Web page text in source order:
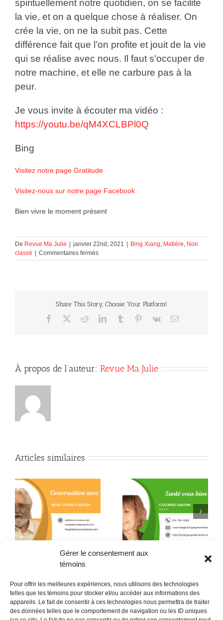
Gérer le consentement aux
témoins
Pour offrir les meilleures expériences, nous utilisons des technologies
telles que les témoins pour stocker et/ou accéder aux informations des
appareils. Le fait de consentir à ces technologies nous permettra de traiter
des données telles que le comportement de navigation ou les ID uniques
spirituellement notre quotidien, on se facilite
la vie, et on a quelque chose à réaliser. On
crée la vie, on ne la subit pas. Cette
différence fait que l’on profite et jouit de la vie
qui se réalise avec nous. Il faut s’occuper de
notre machine, et elle ne carbure pas à la
peur.
Je vous invite à écouter ma vidéo :
https://youtu.be/qM4XCLBPl0Q
Bing
Visitez notre page Gratitude
Visitez-nous sur notre page Facebook
Bien vivre le moment présent
De Revue Ma Julie | janvier 22nd, 2021 | Bing Xiang, Matière, Non
classé | Commentaires ferméssur
Bien
Share This Story, Choose Your Platform!
Facebook RedditLinkedInTumblr Pinterest
Vk Courriel
À propos de l’auteur: Revue Ma Julie
Articles similaires
La L-théanine contre le
stress
Quand la conscience
fait son chemin jusque
dans l’assiette !